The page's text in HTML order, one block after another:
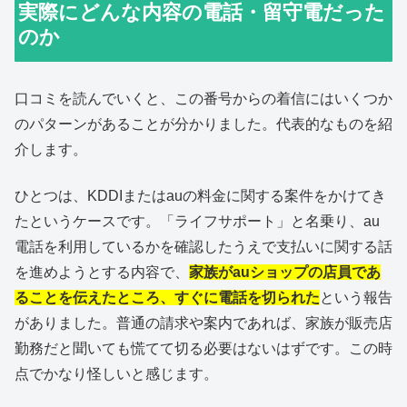
実際にどんな内容の電話・留守電だった
のか
口コミを読んでいくと、この番号からの着信にはいくつか
のパターンがあることが分かりました。代表的なものを紹
介します。
ひとつは、KDDIまたはauの料金に関する案件をかけてき
たというケースです。「ライフサポート」と名乗り、au
電話を利用しているかを確認したうえで支払いに関する話
を進めようとする内容で、 家族がauショップの店員であ
ることを伝えたところ、すぐに電話を切られたという報告
がありました。普通の請求や案内であれば、家族が販売店
勤務だと聞いても慌てて切る必要はないはずです。この時
点でかなり怪しいと感じます。